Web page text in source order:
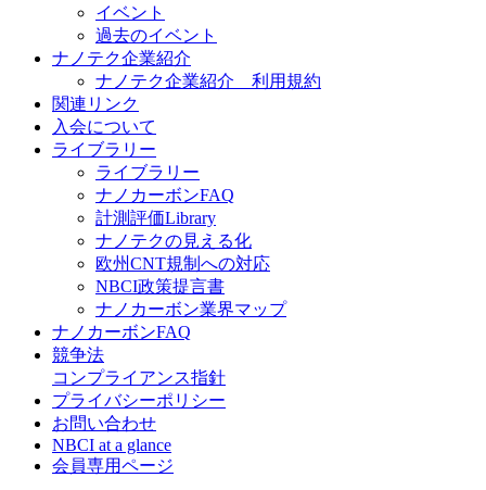
イベント
過去のイベント
ナノテク企業紹介
ナノテク企業紹介 利用規約
関連リンク
入会について
ライブラリー
ライブラリー
ナノカーボンFAQ
計測評価Library
ナノテクの見える化
欧州CNT規制への対応
NBCI政策提言書
ナノカーボン業界マップ
ナノカーボンFAQ
競争法
コンプライアンス指針
プライバシーポリシー
お問い合わせ
NBCI at a glance
会員専用ページ